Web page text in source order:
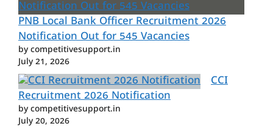
PNB Local Bank Officer Recruitment 2026
Notification Out for 545 Vacancies
by competitivesupport.in
July 21, 2026
CCI
Recruitment 2026 Notification
by competitivesupport.in
July 20, 2026